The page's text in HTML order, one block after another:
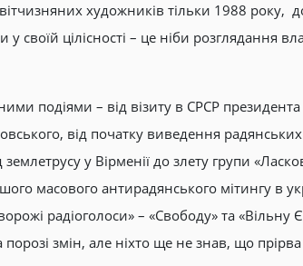
художників тільки 1988
у своїй цілісності – це ніби розглядання
подіями – від візиту в СРСР
від початку виведення
у Вірменії до злету групи
масового антирадянського мітингу в
радіоголоси» – «Свободу» та «Вільну
змін, але ніхто ще не знав, що